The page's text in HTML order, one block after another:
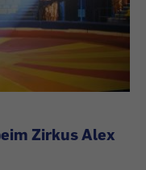
Zirkus Alex